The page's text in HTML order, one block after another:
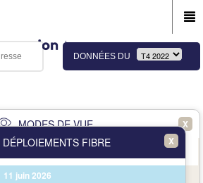
DONNÉES DU
MODES DE VUE X
X
FIBRE
11 juin 2026